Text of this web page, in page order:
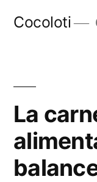
Cocoloti
La